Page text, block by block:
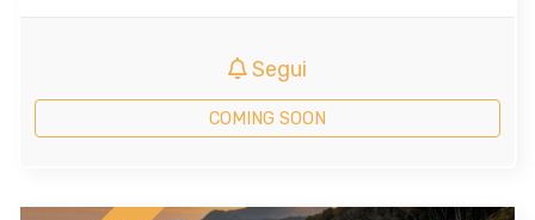
Segui
COMING SOON